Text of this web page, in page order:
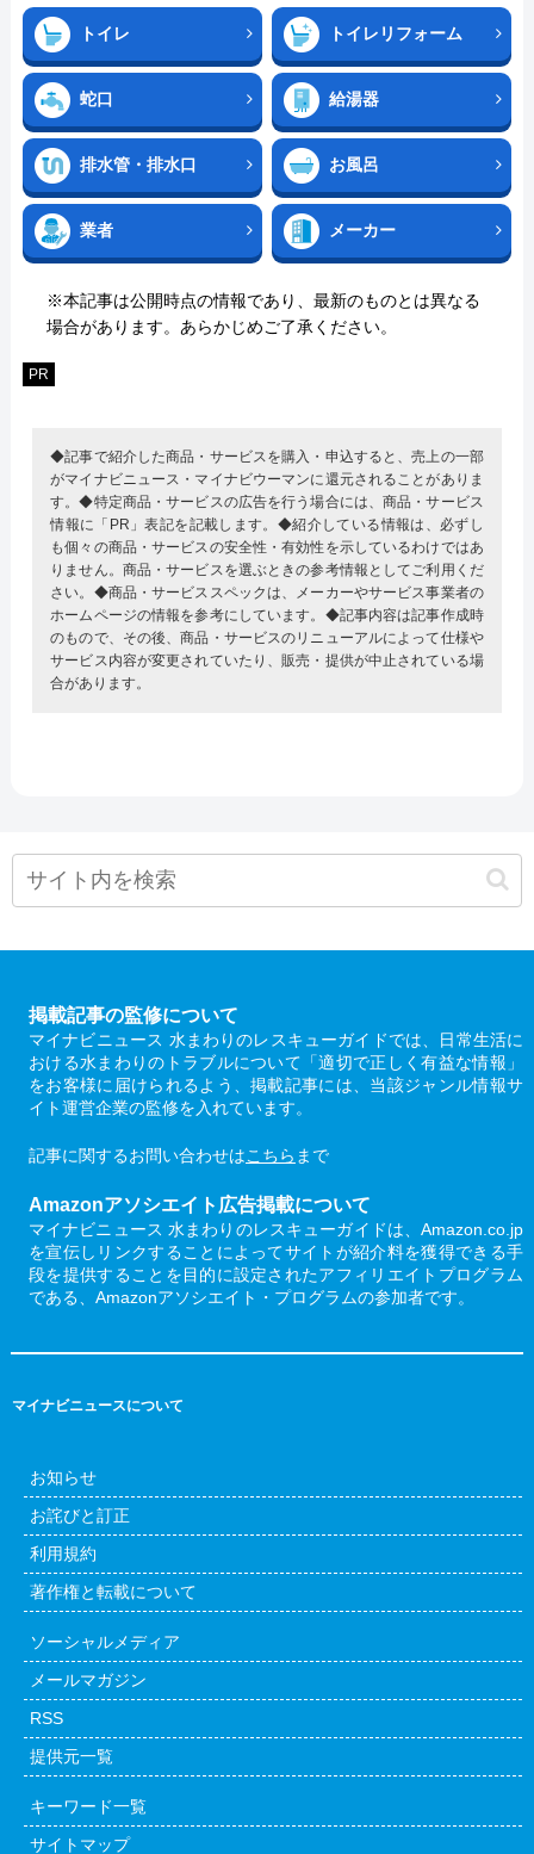
トイレ トイレリフォーム
蛇口 給湯器
排水管・排水口 お風呂
業者 メーカー
※本記事は公開時点の情報であり、最新のものとは異なる
場合があります。あらかじめご了承ください。
PR
◆記事で紹介した商品・サービスを購入・申込すると、売上の一部
がマイナビニュース・マイナビウーマンに還元されることがありま
す。◆特定商品・サービスの広告を行う場合には、商品・サービス
情報に「PR」表記を記載します。◆紹介している情報は、必ずし
も個々の商品・サービスの安全性・有効性を示しているわけではあ
りません。商品・サービスを選ぶときの参考情報としてご利用くだ
さい。◆商品・サービススペックは、メーカーやサービス事業者の
ホームページの情報を参考にしています。◆記事内容は記事作成時
のもので、その後、商品・サービスのリニューアルによって仕様や
サービス内容が変更されていたり、販売・提供が中止されている場
合があります。
掲載記事の監修について
マイナビニュース 水まわりのレスキューガイドでは、日常生活に
おける水まわりのトラブルについて「適切で正しく有益な情報」
をお客様に届けられるよう、掲載記事には、当該ジャンル情報サ
イト運営企業の監修を入れています。
記事に関するお問い合わせはこちら まで
Amazonアソシエイト広告掲載について
マイナビニュース 水まわりのレスキューガイドは、Amazon.co.jp
を宣伝しリンクすることによってサイトが紹介料を獲得できる手
段を提供することを目的に設定されたアフィリエイトプログラム
である、Amazonアソシエイト・プログラムの参加者です。
マイナビニュースについて
お知らせ
お詫びと訂正
利用規約
著作権と転載について
ソーシャルメディア
メールマガジン
RSS
提供元一覧
キーワード一覧
サイトマップ